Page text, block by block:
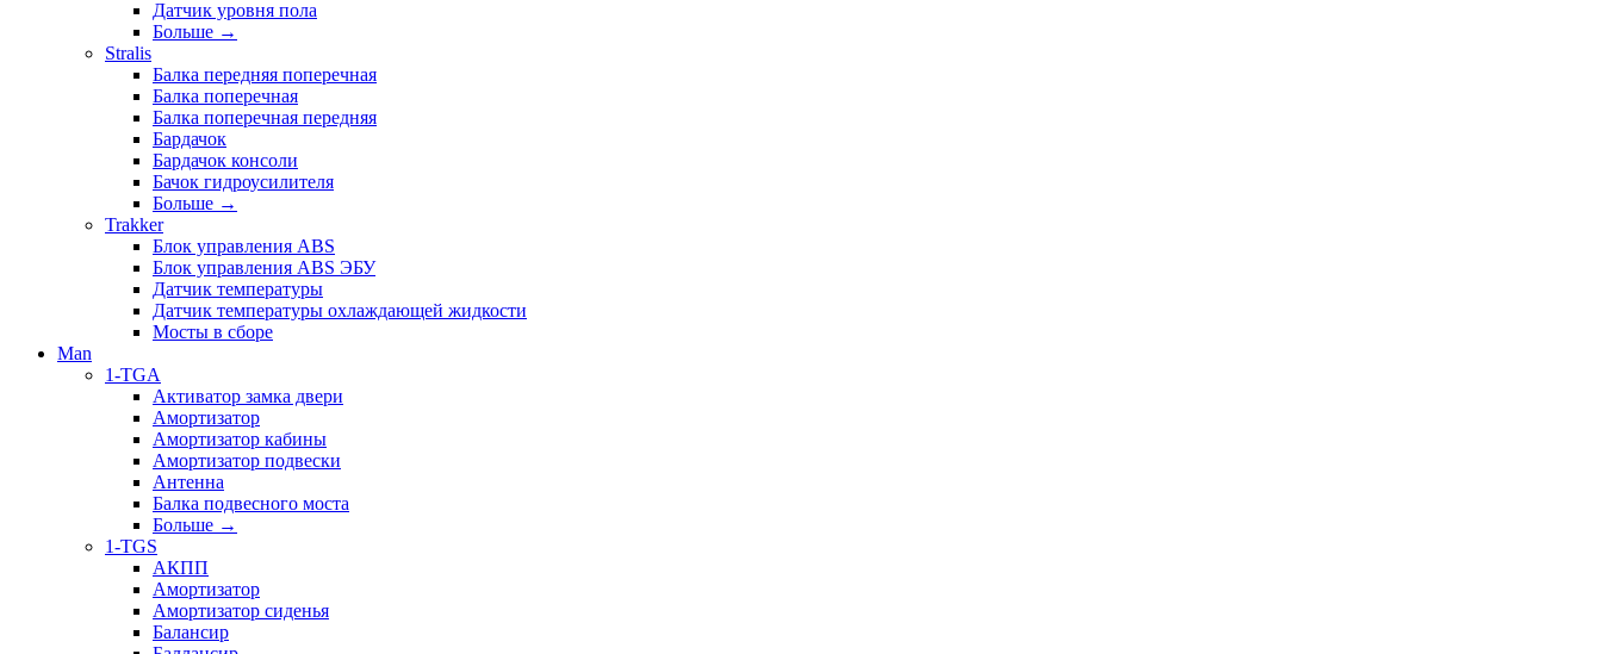
Датчик уровня пола
Больше →
Stralis
Балка передняя поперечная
Балка поперечная
Балка поперечная передняя
Бардачок
Бардачок консоли
Бачок гидроусилителя
Больше →
Trakker
Блок управления ABS
Блок управления ABS ЭБУ
Датчик температуры
Датчик температуры охлаждающей жидкости
Мосты в сборе
Man
1-TGA
Активатор замка двери
Амортизатор
Амортизатор кабины
Амортизатор подвески
Антенна
Балка подвесного моста
Больше →
1-TGS
АКПП
Амортизатор
Амортизатор сиденья
Балансир